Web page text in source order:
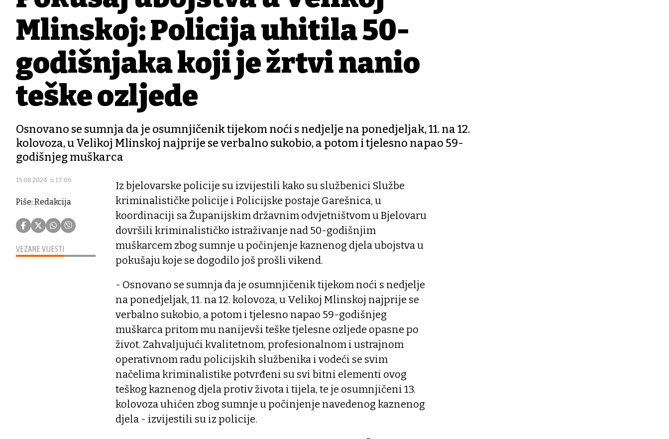
Mlinskoj: Policija uhitila 50-
godišnjaka koji je žrtvi nanio
teške ozljede
Osnovano se sumnja da je osumnjičenik tijekom noći s nedjelje na ponedjeljak, 11. na 12.
kolovoza, u Velikoj Mlinskoj najprije se verbalno sukobio, a potom i tjelesno napao 59-
godišnjeg muškarca
15.08.2024. u 17:06
Piše: Redakcija
VEZANE VIJESTI
Iz bjelovarske policije su izvijestili kako su službenici Službe
kriminalističke policije i Policijske postaje Garešnica, u
koordinaciji sa Županijskim državnim odvjetništvom u Bjelovaru
dovršili kriminalističko istraživanje nad 50-godišnjim
muškarcem zbog sumnje u počinjenje kaznenog djela ubojstva u
pokušaju koje se dogodilo još prošli vikend.
- Osnovano se sumnja da je osumnjičenik tijekom noći s nedjelje
na ponedjeljak, 11. na 12. kolovoza, u Velikoj Mlinskoj najprije se
verbalno sukobio, a potom i tjelesno napao 59-godišnjeg
muškarca pritom mu nanijevši teške tjelesne ozljede opasne po
život. Zahvaljujući kvalitetnom, profesionalnom i ustrajnom
operativnom radu policijskih službenika i vodeći se svim
načelima kriminalistike potvrđeni su svi bitni elementi ovog
teškog kaznenog djela protiv života i tijela, te je osumnjičeni 13.
kolovoza uhićen zbog sumnje u počinjenje navedenog kaznenog
djela - izvijestili su iz policije.